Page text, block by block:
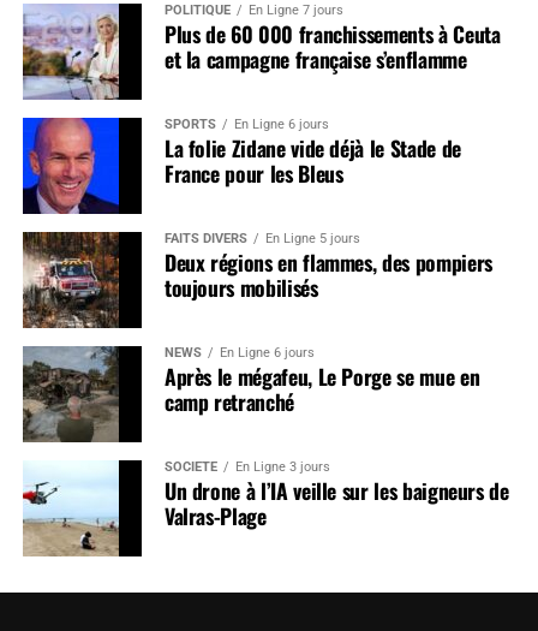
POLITIQUE En Ligne 7 jours
Plus de 60 000 franchissements à Ceuta
et la campagne française s’enflamme
SPORTS En Ligne 6 jours
La folie Zidane vide déjà le Stade de
France pour les Bleus
FAITS DIVERS En Ligne 5 jours
Deux régions en flammes, des pompiers
toujours mobilisés
NEWS En Ligne 6 jours
Après le mégafeu, Le Porge se mue en
camp retranché
SOCIÉTÉ En Ligne 3 jours
Un drone à l’IA veille sur les baigneurs de
Valras-Plage